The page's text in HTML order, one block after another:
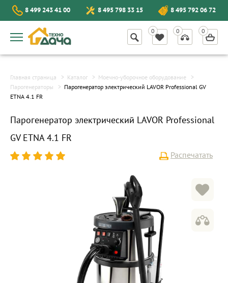
8 499 243 41 00 8 495 798 33 15 8 495 792 06 72
Главная страница Каталог
Моечно-уборочное оборудование
Парогенераторы
Парогенератор электрический LAVOR Professional GV
ETNA 4.1 FR
Парогенератор электрический LAVOR Professional
GV ETNA 4.1 FR
Распечатать